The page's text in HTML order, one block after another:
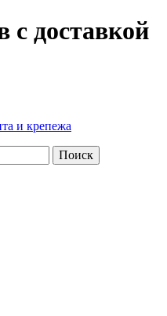
с доставкой
и крепежа
Поиск